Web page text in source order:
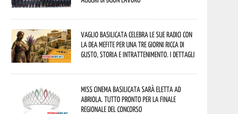
Vaglio Basilicata celebra le sue radici con
la Dea Mefite per una tre giorni ricca di
gusto, storia e intrattenimento. I dettagli
Miss Cinema Basilicata sarà eletta ad
Abriola. Tutto pronto per la finale
regionale del concorso